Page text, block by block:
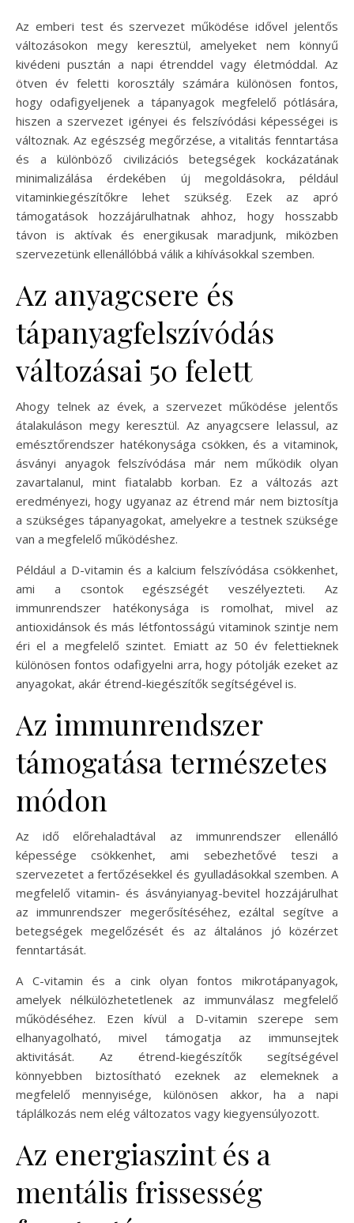
Az emberi test és szervezet működése idővel jelentős
változásokon megy keresztül, amelyeket nem könnyű
kivédeni pusztán a napi étrenddel vagy életmóddal. Az
ötven év feletti korosztály számára különösen fontos,
hogy odafigyeljenek a tápanyagok megfelelő pótlására,
hiszen a szervezet igényei és felszívódási képességei is
változnak. Az egészség megőrzése, a vitalitás fenntartása
és a különböző civilizációs betegségek kockázatának
minimalizálása érdekében új megoldásokra, például
vitaminkiegészítőkre lehet szükség. Ezek az apró
támogatások hozzájárulhatnak ahhoz, hogy hosszabb
távon is aktívak és energikusak maradjunk, miközben
szervezetünk ellenállóbbá válik a kihívásokkal szemben.
Az anyagcsere és
tápanyagfelszívódás
változásai 50 felett
Ahogy telnek az évek, a szervezet működése jelentős
átalakuláson megy keresztül. Az anyagcsere lelassul, az
emésztőrendszer hatékonysága csökken, és a vitaminok,
ásványi anyagok felszívódása már nem működik olyan
zavartalanul, mint fiatalabb korban. Ez a változás azt
eredményezi, hogy ugyanaz az étrend már nem biztosítja
a szükséges tápanyagokat, amelyekre a testnek szüksége
van a megfelelő működéshez.
Például a D-vitamin és a kalcium felszívódása csökkenhet,
ami a csontok egészségét veszélyezteti. Az
immunrendszer hatékonysága is romolhat, mivel az
antioxidánsok és más létfontosságú vitaminok szintje nem
éri el a megfelelő szintet. Emiatt az 50 év felettieknek
különösen fontos odafigyelni arra, hogy pótolják ezeket az
anyagokat, akár étrend-kiegészítők segítségével is.
Az immunrendszer
támogatása természetes
módon
Az idő előrehaladtával az immunrendszer ellenálló
képessége csökkenhet, ami sebezhetővé teszi a
szervezetet a fertőzésekkel és gyulladásokkal szemben. A
megfelelő vitamin- és ásványianyag-bevitel hozzájárulhat
az immunrendszer megerősítéséhez, ezáltal segítve a
betegségek megelőzését és az általános jó közérzet
fenntartását.
A C-vitamin és a cink olyan fontos mikrotápanyagok,
amelyek nélkülözhetetlenek az immunválasz megfelelő
működéséhez. Ezen kívül a D-vitamin szerepe sem
elhanyagolható, mivel támogatja az immunsejtek
aktivitását. Az étrend-kiegészítők segítségével
könnyebben biztosítható ezeknek az elemeknek a
megfelelő mennyisége, különösen akkor, ha a napi
táplálkozás nem elég változatos vagy kiegyensúlyozott.
Az energiaszint és a
mentális frissesség